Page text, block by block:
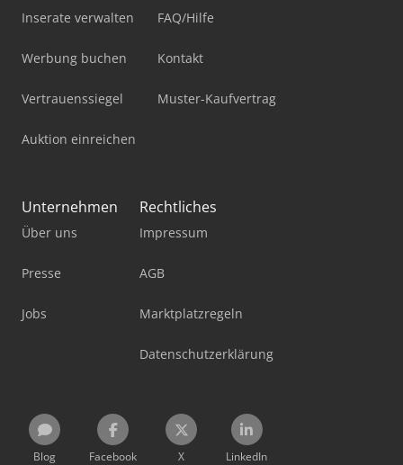
Inserate verwalten
Werbung buchen
Vertrauenssiegel
Auktion einreichen
FAQ/Hilfe
Kontakt
Muster-Kaufvertrag
Unternehmen
Über uns
Presse
Jobs
Rechtliches
Impressum
AGB
Marktplatzregeln
Datenschutzerklärung
Blog Facebook X LinkedIn